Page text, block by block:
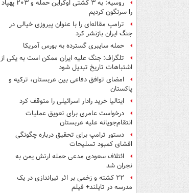
روسیه: به ۳ کشتی اوکراین حمله و ۲۰۳ پهپاد
را سرنگون کردیم
ترامپ مقاله‌ای را با عنوان پیروزی خیالی در
جنگ ایران بازنشر کرد
حمله سایبری گسترده به بورس آمریکا
تلگراف: جنگ علیه ایران ممکن است به یکی از
اشتباهات تاریخ تبدیل شود
امضای توافق دفاعی بین عربستان، ترکیه و
پاکستان
ایتالیا خرید رادار اسرائیلی را متوقف کرد
درخواست عامری برای تعویق عملیات
انتقام‌جویانه علیه عربستان
دستور ترامپ برای تحقیق درباره چگونگی
افشای کمبود تسلیحات
ائتلاف سعودی مدعی حمله ارتش یمن به
نجران شد
۲۲ کشته و زخمی بر اثر تیراندازی در یک
مدرسه در تایلند+ فیلم